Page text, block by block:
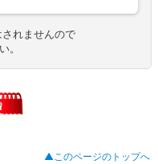
れませんので
。
▲このページのトップへ